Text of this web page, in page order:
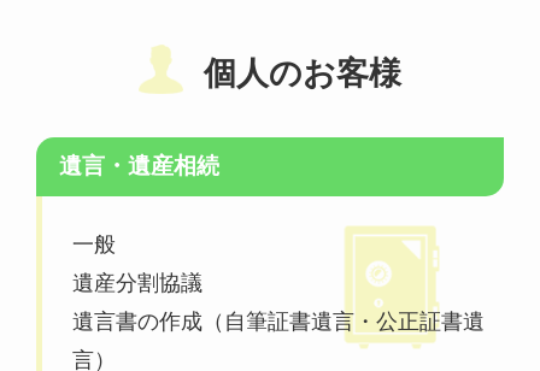
個人のお客様
遺言・遺産相続
一般
遺産分割協議
遺言書の作成（自筆証書遺言・公正証書遺
言）